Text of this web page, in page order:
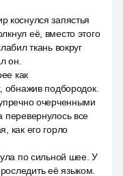
коснулся запястья
её, вместо этого
ткань вокруг
он.
как
обнажив подбородок.
очерченными
перевернулось все
как его горло
по сильной шее. У
её языком.